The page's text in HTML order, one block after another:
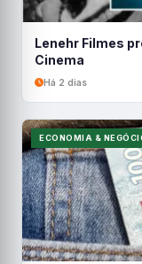
Lenehr Filmes
Cinema
Há 2 dias
ECONOMIA &